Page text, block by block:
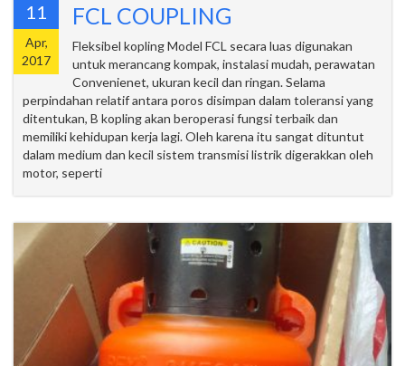
11
Apr,
2017
FCL COUPLING
Fleksibel kopling Model FCL secara luas digunakan
untuk merancang kompak, instalasi mudah, perawatan
Convenienet, ukuran kecil dan ringan. Selama
perpindahan relatif antara poros disimpan dalam toleransi yang
ditentukan, B kopling akan beroperasi fungsi terbaik dan
memiliki kehidupan kerja lagi. Oleh karena itu sangat dituntut
dalam medium dan kecil sistem transmisi listrik digerakkan oleh
motor, seperti